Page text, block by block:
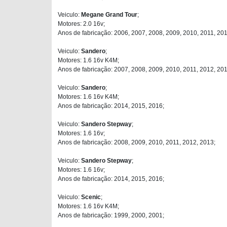
Veiculo: Megane Grand Tour;
Motores: 2.0 16v;
Anos de fabricação: 2006, 2007, 2008, 2009, 2010, 2011,
Veiculo: Sandero;
Motores: 1.6 16v K4M;
Anos de fabricação: 2007, 2008, 2009, 2010, 2011, 2012,
Veiculo: Sandero;
Motores: 1.6 16v K4M;
Anos de fabricação: 2014, 2015, 2016;
Veiculo: Sandero Stepway;
Motores: 1.6 16v;
Anos de fabricação: 2008, 2009, 2010, 2011, 2012, 2013;
Veiculo: Sandero Stepway;
Motores: 1.6 16v;
Anos de fabricação: 2014, 2015, 2016;
Veiculo: Scenic;
Motores: 1.6 16v K4M;
Anos de fabricação: 1999, 2000, 2001;